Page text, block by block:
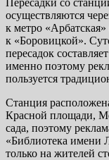
осуществляются
к метро
к «Боровицкой».
пересадок
именно поэтому
пользуется
Станция
Красной площади,
сада, поэтому
«Библиотека имени
только на жителей